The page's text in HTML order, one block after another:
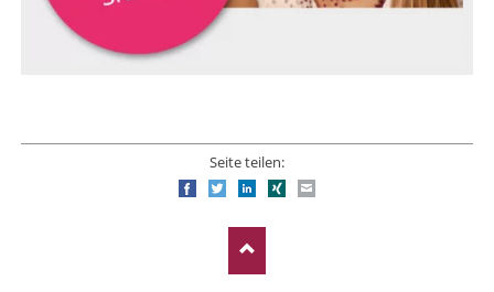
Seite teilen:
FacebookTwitterLinkedIn
Xing